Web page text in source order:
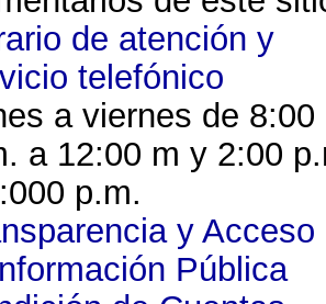
de atención y
telefónico
a viernes de 8:00
a 12:00 m y 2:00
p.m.
y Acceso
Pública